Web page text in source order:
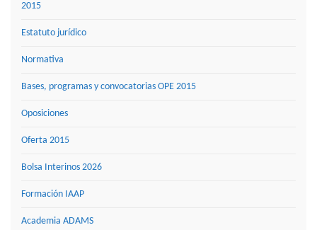
2015
Estatuto jurídico
Normativa
Bases, programas y convocatorias OPE 2015
Oposiciones
Oferta 2015
Bolsa Interinos 2026
Formación IAAP
Academia ADAMS